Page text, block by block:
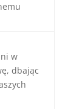
w
dbając